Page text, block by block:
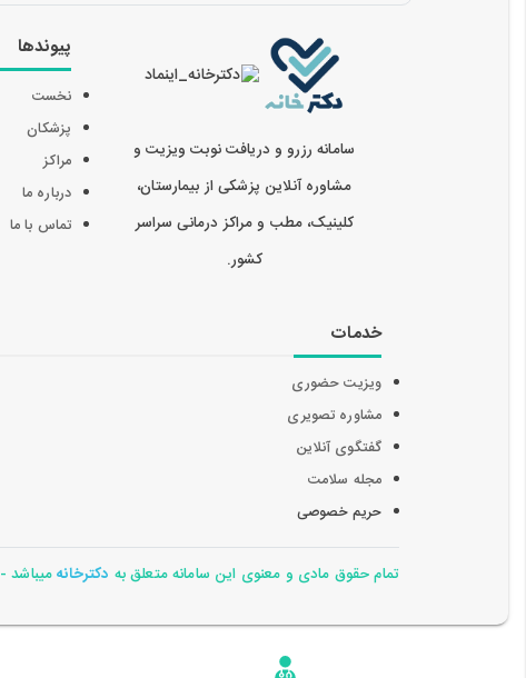
سامانه رزرو و دریافت نوبت ویزیت و
مشاوره آنلاین پزشکی از بیمارستان،
کلینیک، مطب و مراکز درمانی سراسر
کشور.
پیوندها
نخست
پزشکان
مراکز
درباره ما
تماس با ما
خدمات
ویزیت حضوری
مشاوره تصویری
گفتگوی آنلاین
مجله سلامت
حریم خصوصی
تمام حقوق مادی و معنوی این سامانه متعلق به دکترخانهمیباشد - 1405